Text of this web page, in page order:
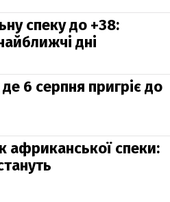
спеку до +38:
дні
де 6 серпня пригріє до
африканської спеки: